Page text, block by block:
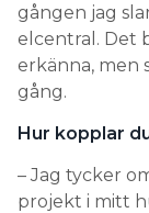
gången jag
elcentral. Det
erkänna, men
gång.
Hur kopplar
– Jag tycker
projekt i mitt